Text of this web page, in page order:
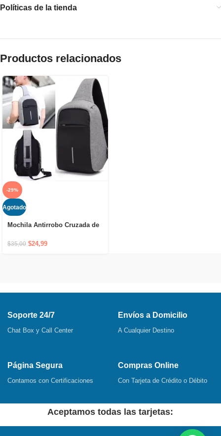
Políticas de la tienda
Productos relacionados
-29%
Agotado
Mochila Antirrobo Cruzada de
Puerto USB y Cierre Oculto
$35,00 $24,99
Soporte 24/7
Chat Box y Call Center
Envíos a Domicilio
A Cualquier Destino
Página Segura
Contamos con Certificaciones
Compras Online
Con Tarjeta de Crédito o Débito
Aceptamos todas las tarjetas: